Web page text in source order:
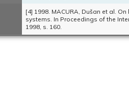
[4] 1998. MACURA, Dušan et al.
systems. In Proceedings of the
1998, s. 160.